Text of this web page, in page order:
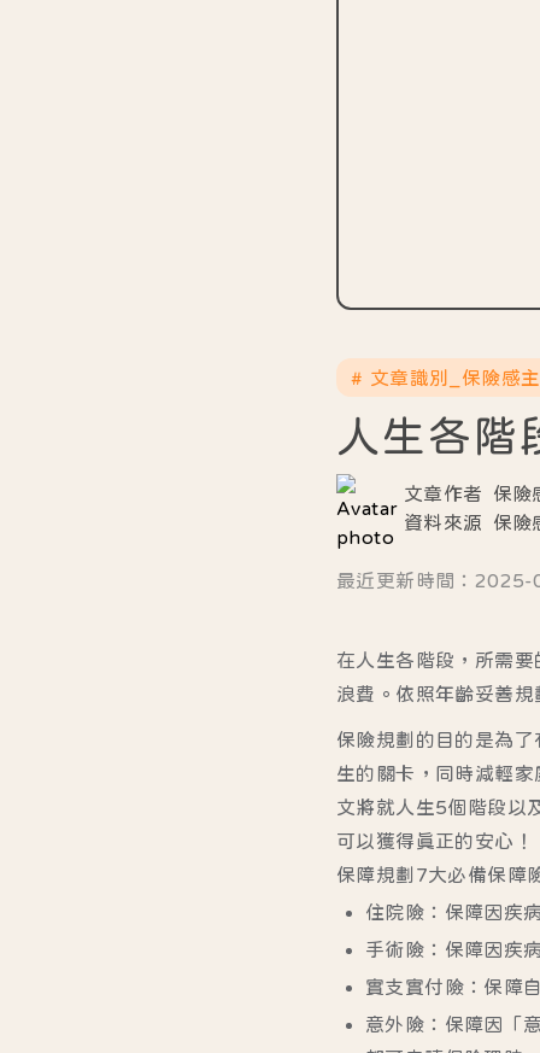
# 文章識別_保險感
人生各階
文章作者
保險
資料來源
保險
最近更新時間：
在人生各階段，所需
浪費。依照年齡妥善
保險規劃的目的是為
生的關卡，同時減輕
文將就人生5個階段以
可以獲得真正的安心！
保障規劃7大必備保障
住院險：保障因疾
手術險：保障因疾
實支實付險：保障
意外險：保障因「